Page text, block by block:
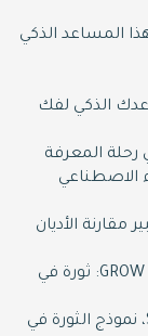
المساعد الذكي
الذكي لفك
الاصطناعي
الأديان
جيش المساعدين الأذكياء يقدم نموذج GROW: ثورة في
جيش المساعدين الأذكياء يقدم: SAMR، نموذج الثورة في